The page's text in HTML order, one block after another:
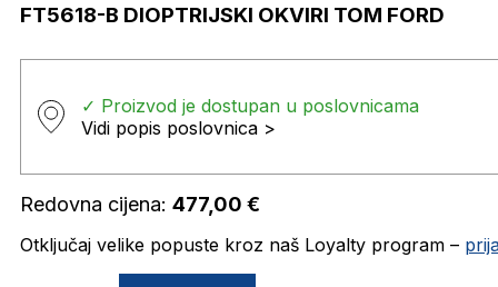
FT5618-B DIOPTRIJSKI OKVIRI TOM FORD
✓ Proizvod je dostupan u poslovnicama
Vidi popis poslovnica >
Redovna cijena: 477,00 €
Otključaj velike popuste kroz naš Loyalty program –